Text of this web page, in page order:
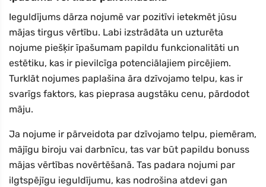
Ieguldījums dārza nojumē var pozitīvi ietekmēt jūsu
mājas tirgus vērtību. Labi izstrādāta un uzturēta
nojume piešķir īpašumam papildu funkcionalitāti un
estētiku, kas ir pievilcīga potenciālajiem pircējiem.
Turklāt nojumes paplašina āra dzīvojamo telpu, kas ir
svarīgs faktors, kas pieprasa augstāku cenu, pārdodot
māju.
Ja nojume ir pārveidota par dzīvojamo telpu, piemēram,
mājīgu biroju vai darbnīcu, tas var būt papildu bonuss
mājas vērtības novērtēšanā. Tas padara nojumi par
ilgtspējīgu ieguldījumu, kas nodrošina atdevi gan